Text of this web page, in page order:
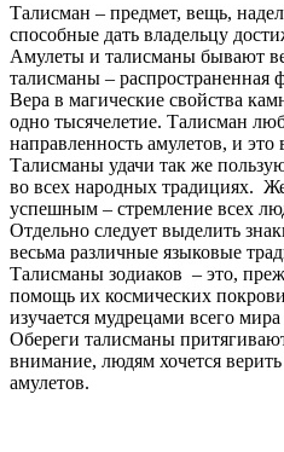
Талисман – предмет, вещь,
способные дать владельцу
Амулеты и талисманы бывают
талисманы – распространенная
Вера в магические свойства
одно тысячелетие. Талисман
направленность амулетов, и
Талисманы удачи так же
во всех народных традициях.
успешным – стремление всех
Отдельно следует выделить
весьма различные языковые
Талисманы зодиаков – это,
помощь их космических
изучается мудрецами всего
Обереги талисманы
внимание, людям хочется
амулетов.